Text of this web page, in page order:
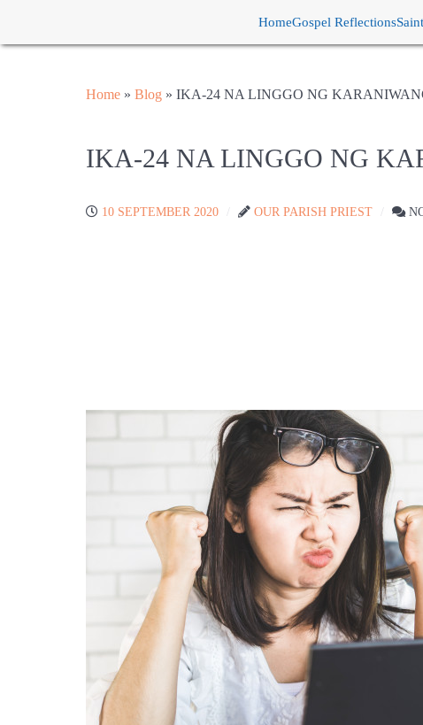
HomeGospel Reflections
Home » Blog » IKA-24 NA LINGGO NG
IKA-24 NA LINGGO NG
10 SEPTEMBER 2020 OUR PARISH PRIEST